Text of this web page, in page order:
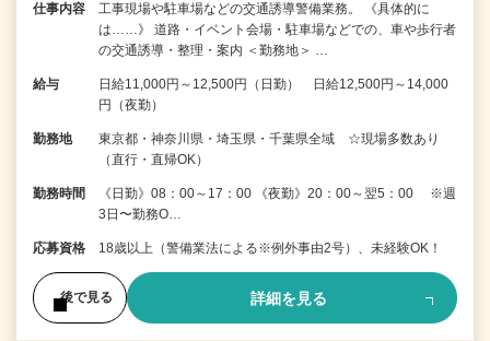
仕事内容
工事現場や駐車場などの交通誘導警備業務。 《具体的に
は……》 道路・イベント会場・駐車場などでの、車や歩行者
の交通誘導・整理・案内 ＜勤務地＞ …
給与
日給11,000円～12,500円（日勤） 日給12,500円～14,000
円（夜勤）
勤務地
東京都・神奈川県・埼玉県・千葉県全域 ☆現場多数あり
（直行・直帰OK）
勤務時間
《日勤》08：00～17：00 《夜勤》20：00～翌5：00 ※週
3日〜勤務O…
応募資格 18歳以上（警備業法による※例外事由2号）、未経験OK！
後で見る 詳細を見る